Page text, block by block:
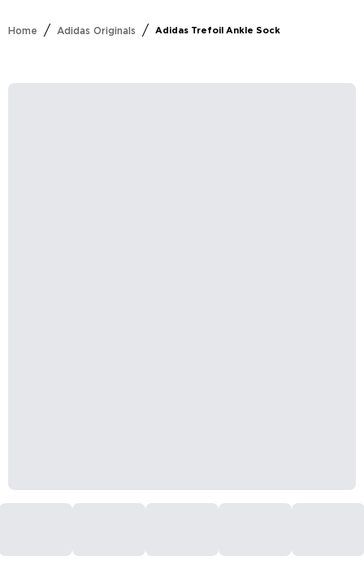
Home / Adidas Originals / Adidas Trefoil Ankle Sock